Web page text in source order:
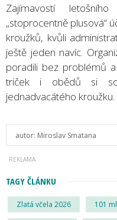
Zajímavostí
„stoprocentně plusová“
kroužků, kvůli
ještě jeden navíc.
poradili bez problémů
triček i obědů si
jednadvacátého kroužku.
autor: Miroslav Smatana
TAGY ČLÁNKU
Zlatá včela 2026 101